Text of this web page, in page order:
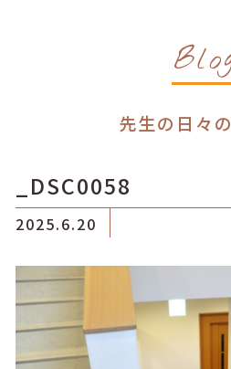
先生の日々
_DSC0058
2025.6.20